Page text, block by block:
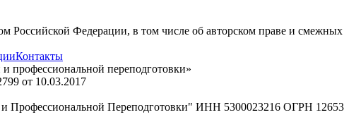
Российской Федерации, в том числе об авторском праве и смежных
Контакты
профессиональной переподготовки»
от 10.03.2017
Профессиональной Переподготовки" ИНН 5300023216 ОГРН